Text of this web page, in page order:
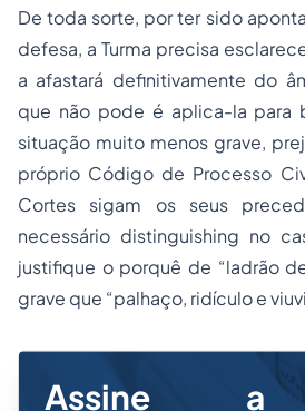
De toda sorte, por ter sido
defesa, a Turma precisa
a afastará definitivamente do
que não pode é aplica-la para
situação muito menos grave,
próprio Código de Processo
Cortes sigam os seus
necessário distinguishing no
justifique o porquê de “ladrão
grave que “palhaço, ridículo e
Assine a